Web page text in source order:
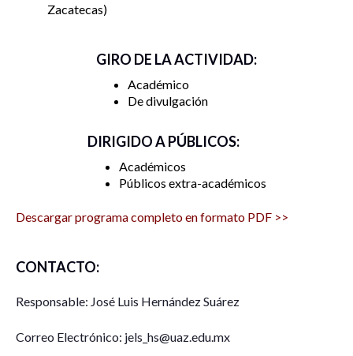
Zacatecas
GIRO DE LA ACTIVIDAD:
Académico
De divulgación
DIRIGIDO A PÚBLICOS:
Académicos
Públicos extra-académicos
Descargar programa completo en formato PDF >>
CONTACTO:
Responsable: José Luis Hernández Suárez
Correo Electrónico: jels_hs@uaz.edu.mx